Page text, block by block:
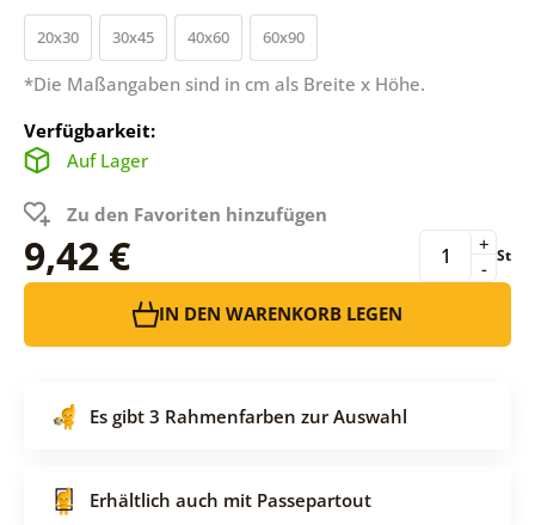
20x30 30x45 40x60 60x90
*Die Maßangaben sind in cm als Breite x Höhe.
Verfügbarkeit:
Auf Lager
Zu den Favoriten hinzufügen
9,42 € -
+ St
IN DEN WARENKORB LEGEN
Es gibt 3 Rahmenfarben zur Auswahl
Erhältlich auch mit Passepartout